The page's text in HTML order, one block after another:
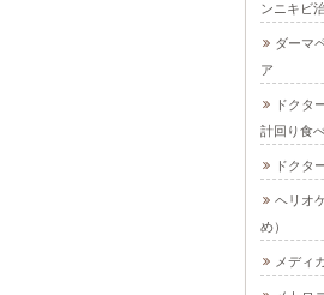
ンニキビ治
ダーマ
ア
ドクタ
計回り食
ドクタ
ヘリオ
め）
メディ